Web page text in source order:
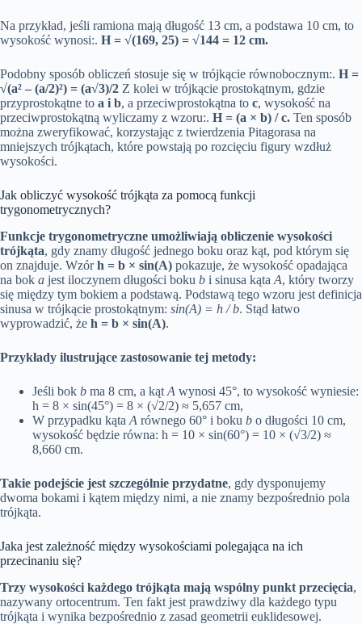
Na przykład, jeśli ramiona mają długość 13 cm, a podstawa 10 cm, to
wysokość wynosi:. H = √(169, 25) = √144 = 12 cm.
Podobny sposób obliczeń stosuje się w trójkącie równobocznym:. H =
√(a² – (a/2)²) = (a√3)/2 Z kolei w trójkącie prostokątnym, gdzie
przyprostokątne to a i b, a przeciwprostokątna to c, wysokość na
przeciwprostokątną wyliczamy z wzoru:. H = (a × b) / c. Ten sposób
można zweryfikować, korzystając z twierdzenia Pitagorasa na
mniejszych trójkątach, które powstają po rozcięciu figury wzdłuż
wysokości.
Jak obliczyć wysokość trójkąta za pomocą funkcji
trygonometrycznych?
Funkcje trygonometryczne umożliwiają obliczenie wysokości
trójkąta, gdy znamy długość jednego boku oraz kąt, pod którym się
on znajduje. Wzórh = b × sin(A) pokazuje, że wysokość opadająca
na bok a jest iloczynem długości boku b i sinusa kąta A, który tworzy
się między tym bokiem a podstawą. Podstawą tego wzoru jest definicja
sinusa w trójkącie prostokątnym: sin(A) = h / b. Stąd łatwo
wyprowadzić, że h = b × sin(A).
Przykłady ilustrujące zastosowanie tej metody:
Jeśli bok b ma 8 cm, a kąt A wynosi 45°, to wysokość wyniesie:
h = 8 × sin(45°) = 8 × (√2/2) ≈ 5,657 cm,
W przypadku kąta A równego 60° i boku b o długości 10 cm,
wysokość będzie równa: h = 10 × sin(60°) = 10 × (√3/2) ≈
8,660 cm.
Takie podejście jest szczególnie przydatne, gdy dysponujemy
dwoma bokami i kątem między nimi, a nie znamy bezpośrednio pola
trójkąta.
Jaka jest zależność między wysokościami polegająca na ich
przecinaniu się?
Trzy wysokości każdego trójkąta mają wspólny punkt przecięcia,
nazywany ortocentrum. Ten fakt jest prawdziwy dla każdego typu
trójkąta i wynika bezpośrednio z zasad geometrii euklidesowej.